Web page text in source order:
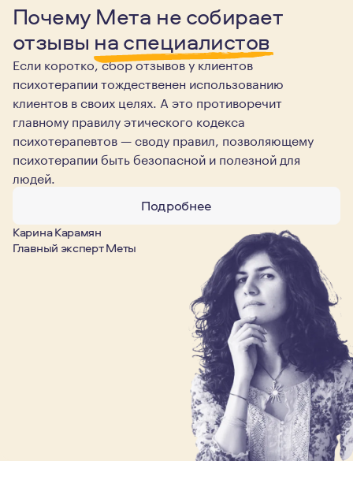
Почему Мета не собирает
отзывы на специалистов
Если коротко, сбор отзывов у клиентов
психотерапии тождественен использованию
клиентов в своих целях. А это противоречит
главному правилу этического кодекса
психотерапевтов — своду правил, позволяющему
психотерапии быть безопасной и полезной для
людей.
Подробнее
Карина Карамян
Главный эксперт Меты